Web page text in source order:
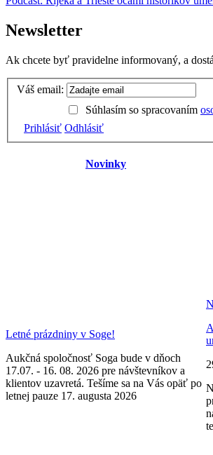
Newsletter
Ak chcete byť pravidelne informovaný, a
Váš email:
Súhlasím so spracovaním
Prihlásiť Odhlásiť
Novinky
Letné prázdniny v Soge!
Aukčná spoločnosť Soga bude v dňoch
17.07. - 16. 08. 2026 pre návštevníkov a
klientov uzavretá. Tešíme sa na Vás opäť po
letnej pauze 17. augusta 2026